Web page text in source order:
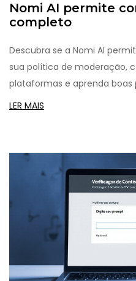
Nomi AI permite
completo
Descubra se a Nomi AI
sua política de moderação,
plataformas e aprenda boas
LER MAIS